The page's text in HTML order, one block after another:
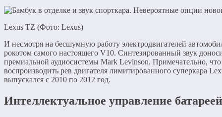
Lexus TZ (Фото: Lexus)
И несмотря на бесшумную работу электродвигателей
рокотом самого настоящего V10. Синтезированный звук
премиальной аудиосистемы Mark Levinson. Примечательно,
воспроизводить рев двигателя лимитированного суперкара
выпускался с 2010 по 2012 год.
Интеллектуальное управление батареей